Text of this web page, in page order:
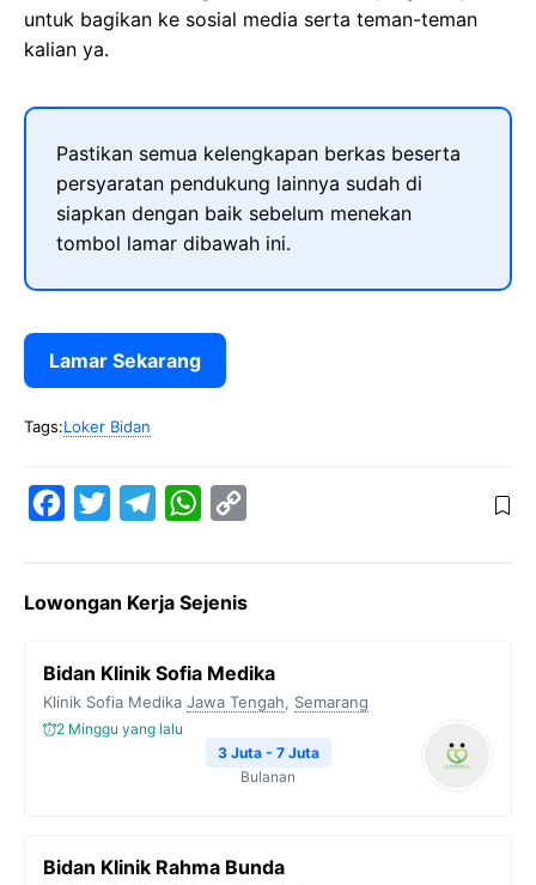
untuk bagikan ke sosial media serta teman-teman
kalian ya.
Pastikan semua kelengkapan berkas beserta
persyaratan pendukung lainnya sudah di
siapkan dengan baik sebelum menekan
tombol lamar dibawah ini.
Lamar Sekarang
Tags:Loker Bidan
e
o
o
t
e
e
r
a
W
t
A
p
y
i
n
k
Lowongan Kerja Sejenis
Bidan Klinik Sofia Medika
Klinik Sofia Medika Jawa Tengah, Semarang
2 Minggu yang lalu
3 Juta - 7 Juta
Bulanan
Bidan Klinik Rahma Bunda